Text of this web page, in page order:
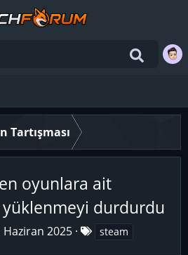
Tartışması
oyunlara ait
durdurdu
Haziran 2025
Esteam